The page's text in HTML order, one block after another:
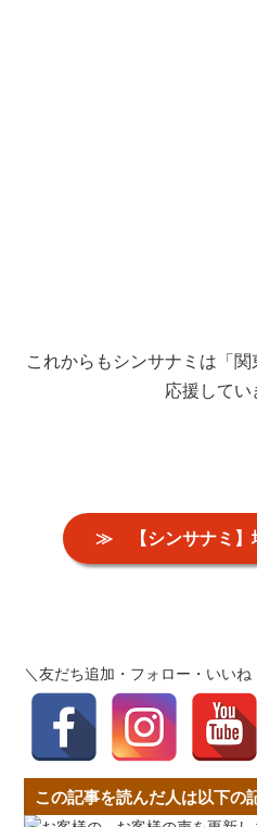
これからもシンサナミは「
応援してい
≫ 【シンサナミ】
＼友だち追加・フォロー・いい
この記事を読んだ人は以下の